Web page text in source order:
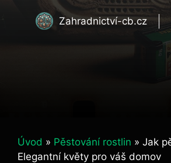
Zahradnictví-cb.cz
Úvod » Pěstování rostlin » Jak
Elegantní květy pro váš domov